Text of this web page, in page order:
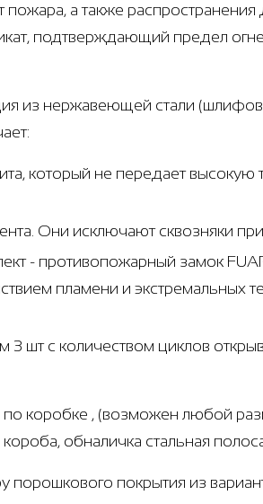
пожара, а также
подтверждающий предел
из нержавеющей стали
который не передает высокую
Они исключают сквозняки
- противопожарный замок
пламени и экстремальных
шт с количеством циклов
по коробке , (возможен любой
обналичка стальная
порошкового покрытия из